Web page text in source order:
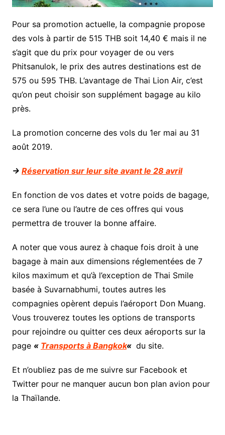
Pour sa promotion actuelle, la compagnie propose
des vols à partir de 515 THB soit 14,40 € mais il ne
s’agit que du prix pour voyager de ou vers
Phitsanulok, le prix des autres destinations est de
575 ou 595 THB. L’avantage de Thai Lion Air, c’est
qu’on peut choisir son supplément bagage au kilo
près.
La promotion concerne des vols du 1er mai au 31
août 2019.
-> Réservation sur leur site avant le 28 avril
En fonction de vos dates et votre poids de bagage,
ce sera l’une ou l’autre de ces offres qui vous
permettra de trouver la bonne affaire.
A noter que vous aurez à chaque fois droit à une
bagage à main aux dimensions réglementées de 7
kilos maximum et qu’à l’exception de Thai Smile
basée à Suvarnabhumi, toutes autres les
compagnies opèrent depuis l’aéroport Don Muang.
Vous trouverez toutes les options de transports
pour rejoindre ou quitter ces deux aéroports sur la
page « Transports à Bangkok« du site.
Et n’oubliez pas de me suivre sur Facebook et
Twitter pour ne manquer aucun bon plan avion pour
la Thaïlande.